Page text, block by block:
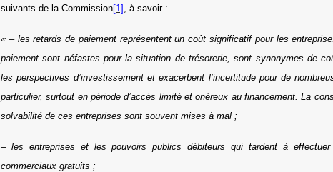
suivants de la Commission[1] , à savoir :
« – les retards de paiement représentent un coût significatif pour les
paiement sont néfastes pour la situation de trésorerie, sont synonymes de
les perspectives d’investissement et exacerbent l’incertitude pour de
particulier, surtout en période d’accès limité et onéreux au financement. La
solvabilité de ces entreprises sont souvent mises à mal ;
– les entreprises et les pouvoirs publics débiteurs qui tardent à
commerciaux gratuits ;